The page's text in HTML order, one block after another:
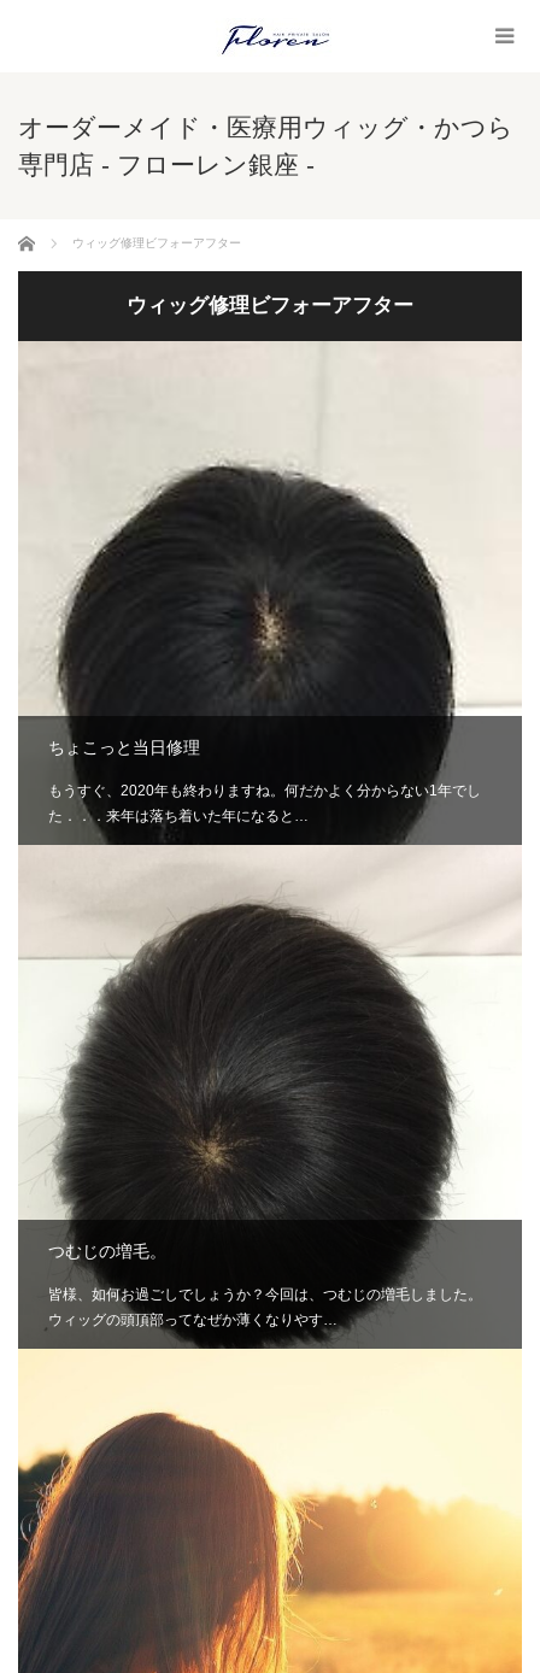
オーダーメイド・医療用ウィッグ・かつら
専門店 - フローレン銀座 -
ホーム ウィッグ修理ビフォーアフター
ウィッグ修理ビフォーアフター
ちょこっと当日修理
もうすぐ、2020年も終わりますね。何だかよく分からない1年でし
た．．．来年は落ち着いた年になると…
つむじの増毛。
皆様、如何お過ごしでしょうか？今回は、つむじの増毛しました。
ウィッグの頭頂部ってなぜか薄くなりやす…